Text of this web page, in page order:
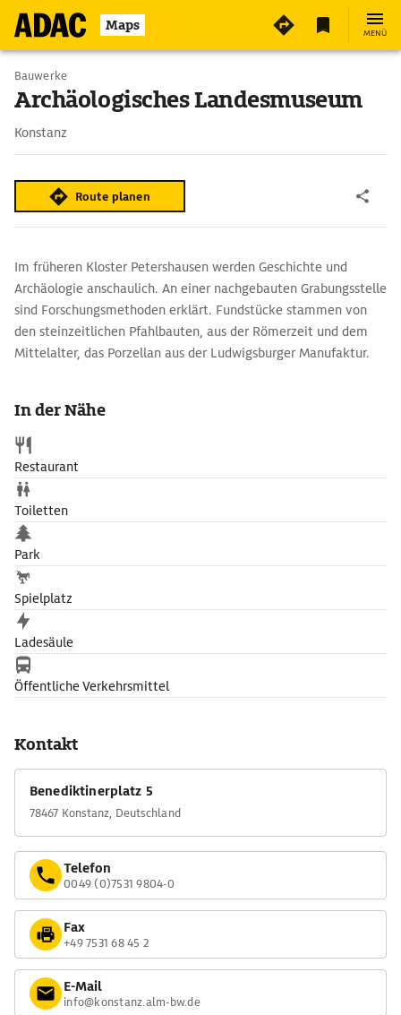
Maps MENÜ
Bauwerke
Archäologisches Landesmuseum
Konstanz
Route planen
Im früheren Kloster Petershausen werden Geschichte und
Archäologie anschaulich. An einer nachgebauten Grabungsstelle
sind Forschungsmethoden erklärt. Fundstücke stammen von
den steinzeitlichen Pfahlbauten, aus der Römerzeit und dem
Mittelalter, das Porzellan aus der Ludwigsburger Manufaktur.
In der Nähe
Restaurant
Toiletten
Park
Spielplatz
Ladesäule
Öffentliche Verkehrsmittel
Kontakt
Benediktinerplatz 5
78467 Konstanz, Deutschland
Telefon
0049 (0)7531 9804-0
Fax
+49 7531 68 45 2
E-Mail
info@konstanz.alm-bw.de